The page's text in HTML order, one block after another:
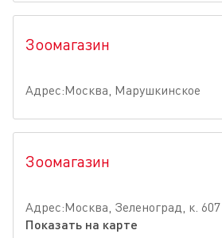
Зоомагазин
Адрес:Москва, Марушкинское
Зоомагазин
Адрес:Москва, Зеленоград, к. 607
Показать на карте